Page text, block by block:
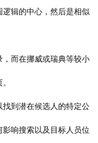
辑的中心，然后是相似
而在挪威或瑞典等较小
到潜在候选人的特定公
响搜索以及目标人员位